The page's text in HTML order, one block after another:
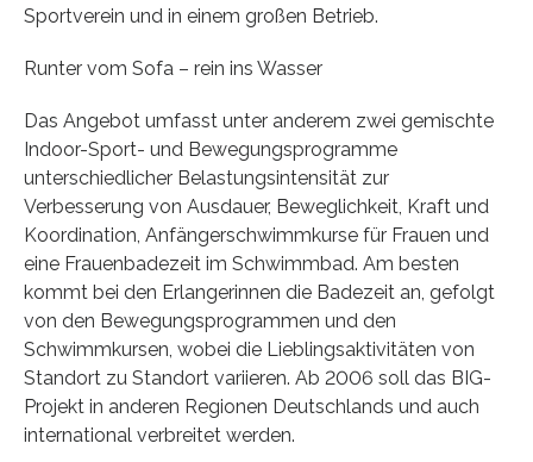
Sportverein und in einem großen Betrieb.
Runter vom Sofa – rein ins Wasser
Das Angebot umfasst unter anderem zwei gemischte
Indoor-Sport- und Bewegungsprogramme
unterschiedlicher Belastungsintensität zur
Verbesserung von Ausdauer, Beweglichkeit, Kraft und
Koordination, Anfängerschwimmkurse für Frauen und
eine Frauenbadezeit im Schwimmbad. Am besten
kommt bei den Erlangerinnen die Badezeit an, gefolgt
von den Bewegungsprogrammen und den
Schwimmkursen, wobei die Lieblingsaktivitäten von
Standort zu Standort variieren. Ab 2006 soll das BIG-
Projekt in anderen Regionen Deutschlands und auch
international verbreitet werden.